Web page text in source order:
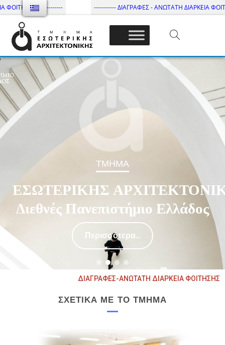
----------- ΔΙΑΓΡΑΦΕΣ - ΑΝΩΤΑΤΗ ΔΙΑΡΚΕΙΑ ΦΟΙΤΗΣΗΣ ------------
Τμήμα Εσωτ. Αρχιτεκτονικής – ΔΙ.ΠΑ.Ε
ΤΜΗΜΑ
ΕΣΩΤΕΡΙΚΗΣ
Διεθνές Πανεπιστήμιο Ελλάδος
Περισσότερα...
ΔΙΑΓΡΑΦΕΣ-ΑΝΩΤΑΤΗ ΔΙΑΡΚΕΙΑ ΦΟΙΤΗΣΗΣ
ΣΧΕΤΙΚΑ ΜΕ ΤΟ ΤΜΗΜΑ